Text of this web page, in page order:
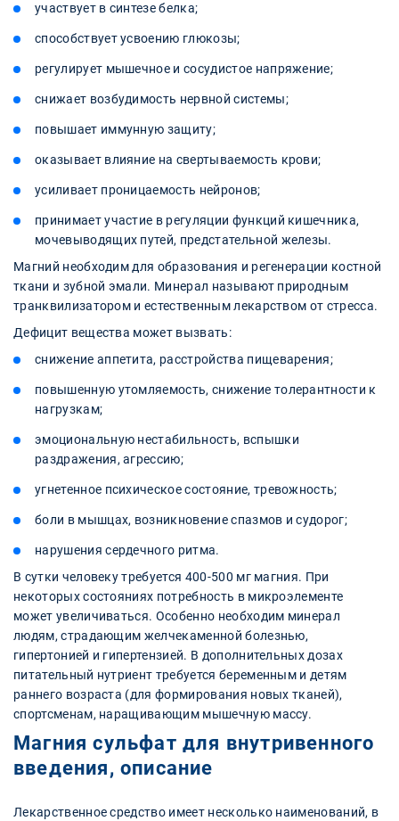
участвует в синтезе белка;
способствует усвоению глюкозы;
регулирует мышечное и сосудистое напряжение;
снижает возбудимость нервной системы;
повышает иммунную защиту;
оказывает влияние на свертываемость крови;
усиливает проницаемость нейронов;
принимает участие в регуляции функций кишечника,
мочевыводящих путей, предстательной железы.
Магний необходим для образования и регенерации костной
ткани и зубной эмали. Минерал называют природным
транквилизатором и естественным лекарством от стресса.
Дефицит вещества может вызвать:
снижение аппетита, расстройства пищеварения;
повышенную утомляемость, снижение толерантности к
нагрузкам;
эмоциональную нестабильность, вспышки
раздражения, агрессию;
угнетенное психическое состояние, тревожность;
боли в мышцах, возникновение спазмов и судорог;
нарушения сердечного ритма.
В сутки человеку требуется 400-500 мг магния. При
некоторых состояниях потребность в микроэлементе
может увеличиваться. Особенно необходим минерал
людям, страдающим желчекаменной болезнью,
гипертонией и гипертензией. В дополнительных дозах
питательный нутриент требуется беременным и детям
раннего возраста (для формирования новых тканей),
спортсменам, наращивающим мышечную массу.
Магния сульфат для внутривенного
введения, описание
Лекарственное средство имеет несколько наименований, в